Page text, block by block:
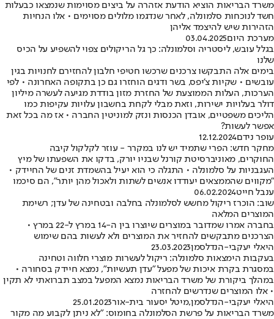
משרד הבריאות הוציא הודעת אזהרה על ביצים מסוימות שנמצאו כבעלות
חשד לנוכחות סלמונלה, לאחר שנדגמו מלולים מסוימים • אלו הנחיות
הזהירות שיש להיצמד אליהן
מערכת היום03.04.2025
בגלל עובש, ליסטריה וסלמונלה: כך גל הריקולים צפוי להשפיע על הכיס
שלנו
בימים אלה התבקשו צרכנים שרכשו חטיפי חלבון להחזירם לחנויות בגין
עובשים • שקיות צ'יפס, בשר ודגים הוחזרו גם כן בתקופה האחרונה • לפי
הערכות, העלות הממוצעת של החזרת מזון בודדת מגיעה לעשרה מיליון
דולר בעלויות ישירות, וזאת מבלי לקחת בחשבון עלויות עקיפות כמו
הליכים משפטיים, אובדן הכנסות ונזק למוניטין החברה • אז מה בכל זאת
אפשר לעשות?
עופר נידם12.12.2024
מחקר חדש: הפרי שתמיד יש לנו במקרר - עוזר לקלקול קיבה
החוקרים, מאוניברסיטת קורנל שבניו יורק, בדקו את השפעתו של מיץ
העגבניות על סלמונלה • התגלה כי הוא יעיל בהשמדת זנים של החיידק •
"מקווים שהממצאים יעודדו אנשים לשתות ולאכול מהן יותר", הם סיכמו
ענבל חייט06.02.2024
שוב: הוכרז ריקול מחשש לסלמונלה בחלבה ובטחינה של עדן; רשימת
המוצרים המלאה
בחברה אמרו שמדובר במוצרים שיוצרו בין ה-14 במרץ ל-22 במרץ •
הצרכנים מתבקשים להחזיר את המוצרים ולא לעשות בהם שימוש
היאלי יעקבי-הנדלסמן23.03.2023
בעקבות הימצאות סלמונלה: ריקול לעשרות מוצרי חלווה וטחינה
במסגרת בקרת איכות של מפעל "עדן תעשיות", נמצא חיידק בסחורה •
במהלך ביקורת של משרד הבריאות נמצא המפעל במצב תברואתי לא תקין
• אלו המוצרים שנדרשים להחזרה
היאלי יעקבי-הנדלסמן,מיטל יסעור בית-אור25.01.2023
משרד הבריאות על פרשת הסלמונלה בחומוס: "לא ניתן לקבוע מה מקור